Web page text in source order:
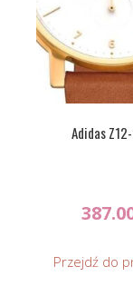
Adidas
Przejdź do